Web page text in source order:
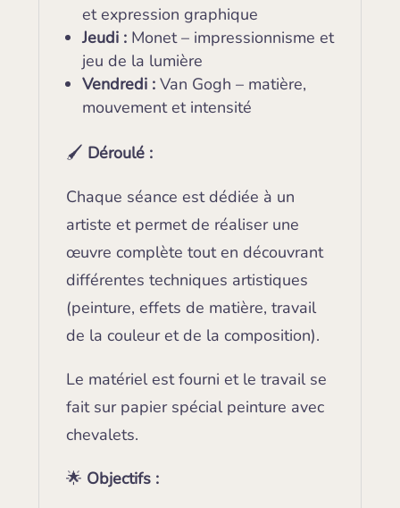
et expression graphique
Jeudi :Monet – impressionnisme et
jeu de la lumière
Vendredi :Van Gogh – matière,
mouvement et intensité
🖌️ Déroulé :
Chaque séance est dédiée à un
artiste et permet de réaliser une
œuvre complète tout en découvrant
différentes techniques artistiques
(peinture, effets de matière, travail
de la couleur et de la composition).
Le matériel est fourni et le travail se
fait sur papier spécial peinture avec
chevalets.
🌟 Objectifs :